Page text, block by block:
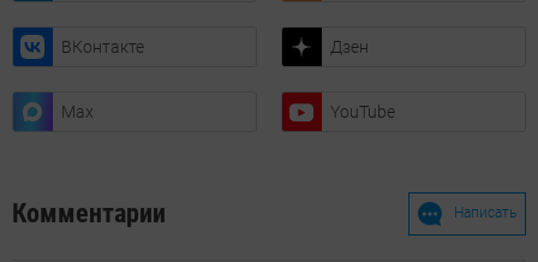
ВКонтакте Дзен
Max YouTube
Комментарии Написать